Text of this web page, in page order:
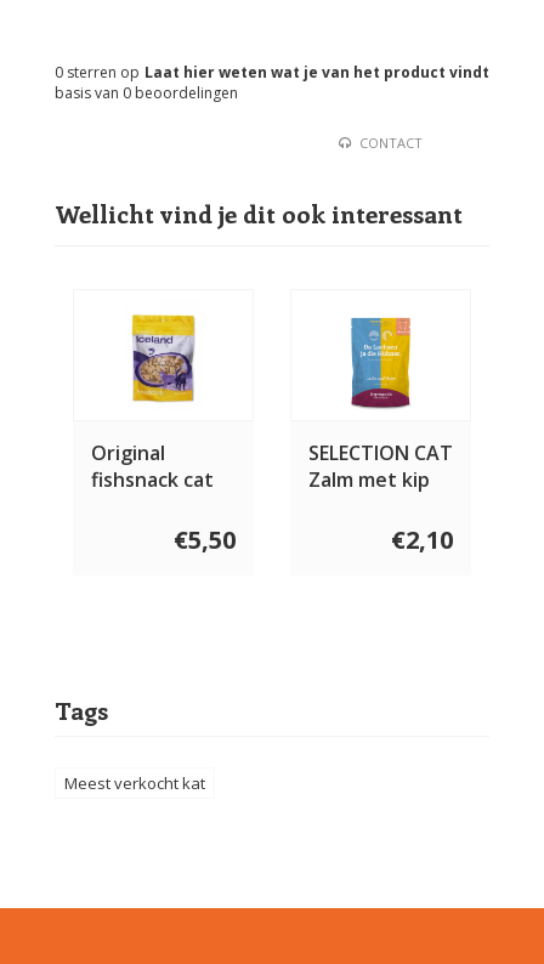
Laat hier weten wat je van het product vindt
0 sterren op
basis van 0 beoordelingen
CONTACT
Wellicht vind je dit ook interessant
Original
fishsnack cat
€5,50
SELECTION CAT
Zalm met kip
€2,10
Tags
Meest verkocht kat